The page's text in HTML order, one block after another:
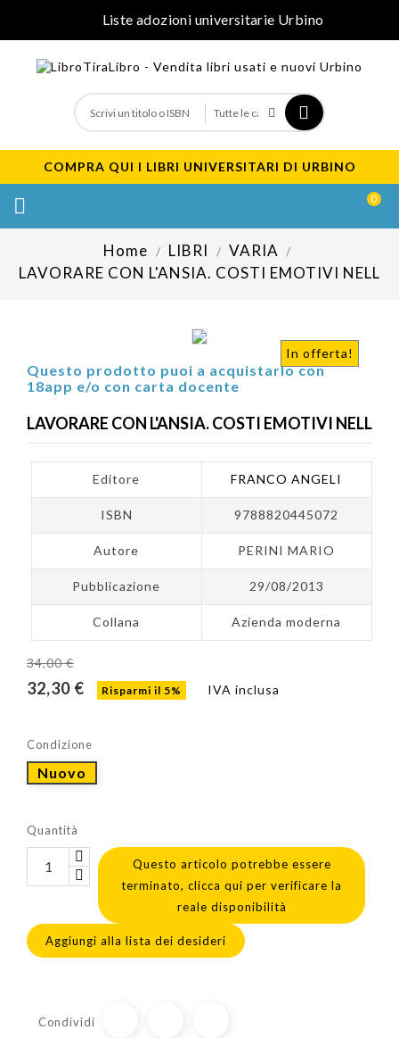
Liste adozioni universitarie Urbino
COMPRA QUI I LIBRI UNIVERSITARI DI URBINO
 0
Home LIBRI
VARIA
LAVORARE CON L'ANSIA. COSTI EMOTIVI NELL
In offerta!
Questo prodotto puoi a acquistarlo con
18app e/o con carta docente
LAVORARE CON L'ANSIA. COSTI EMOTIVI NELL
Editore FRANCO ANGELI
ISBN 9788820445072
Autore PERINI MARIO
Pubblicazione 29/08/2013
Collana Azienda moderna
34,00 €
32,30 € Risparmi il 5% IVA inclusa
Condizione
Nuovo
Quantità
Questo articolo potrebbe essere
terminato, clicca qui per verificare la
reale disponibilità
Aggiungi alla lista dei desideri
Condividi